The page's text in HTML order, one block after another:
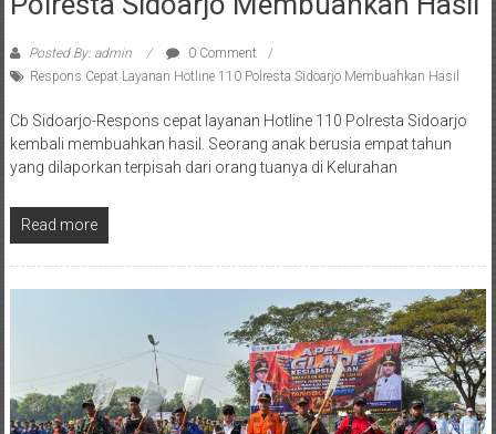
Posted By: admin
0 Comment
Respons Cepat Layanan Hotline 110 Polresta Sidoarjo Membuahkan Hasil
Cb Sidoarjo-Respons cepat layanan Hotline 110 Polresta Sidoarjo
kembali membuahkan hasil. Seorang anak berusia empat tahun
yang dilaporkan terpisah dari orang tuanya di Kelurahan
Read more